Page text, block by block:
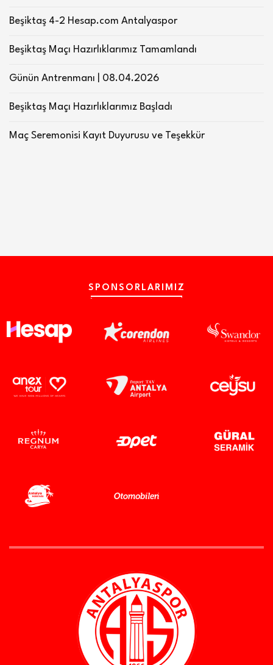
Beşiktaş 4-2 Hesap.com Antalyaspor
Beşiktaş Maçı Hazırlıklarımız Tamamlandı
Günün Antrenmanı | 08.04.2026
Beşiktaş Maçı Hazırlıklarımız Başladı
Maç Seremonisi Kayıt Duyurusu ve Teşekkür
SPONSORLARIMIZ